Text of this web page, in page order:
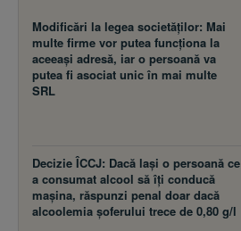
Modificări la legea societăţilor: Mai
multe firme vor putea funcţiona la
aceeaşi adresă, iar o persoană va
putea fi asociat unic în mai multe
SRL
Decizie ÎCCJ: Dacă laşi o persoană ce
a consumat alcool să îţi conducă
maşina, răspunzi penal doar dacă
alcoolemia şoferului trece de 0,80 g/l